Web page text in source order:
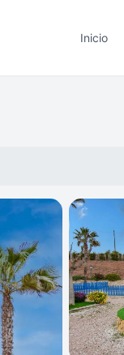
Inicio